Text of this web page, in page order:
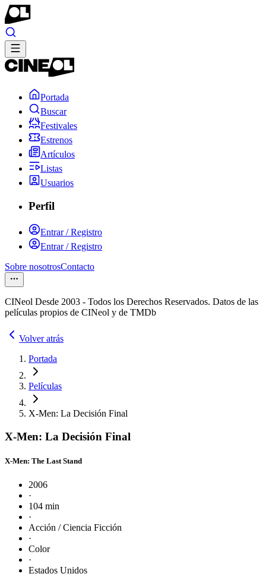
Portada
Buscar
Festivales
Estrenos
Artículos
Listas
Usuarios
Perfil
Entrar / Registro
Entrar / Registro
Sobre nosotrosContacto
CINeol Desde 2003 - Todos los Derechos Reservados. Datos de las
películas propios de CINeol y de TMDb
Volver atrás
Portada
Películas
X-Men: La Decisión Final
X-Men: La Decisión Final
X-Men: The Last Stand
2006
·
104 min
·
Acción / Ciencia Ficción
·
Color
·
Estados Unidos